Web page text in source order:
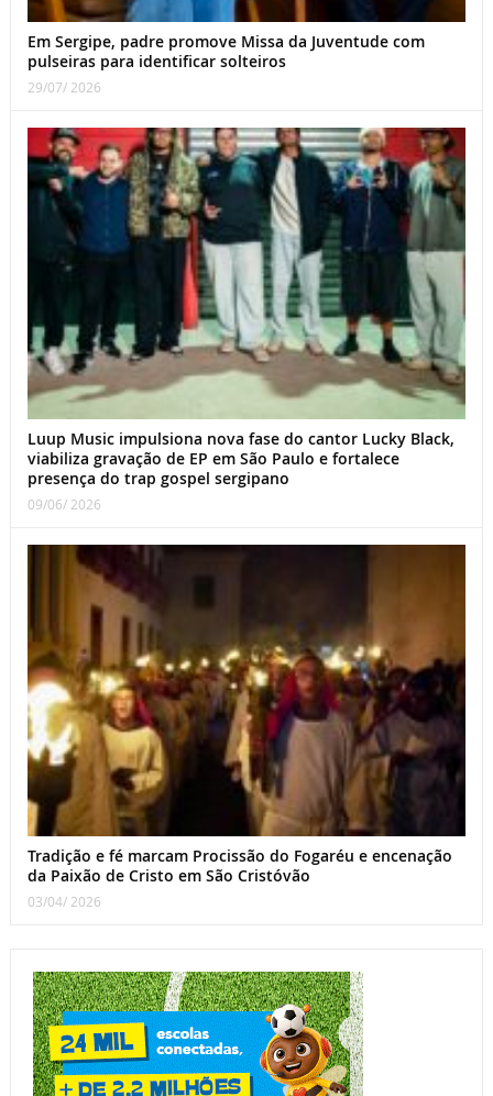
Em Sergipe, padre promove Missa da Juventude com
pulseiras para identificar solteiros
29/07/ 2026
Luup Music impulsiona nova fase do cantor Lucky Black,
viabiliza gravação de EP em São Paulo e fortalece
presença do trap gospel sergipano
09/06/ 2026
Tradição e fé marcam Procissão do Fogaréu e encenação
da Paixão de Cristo em São Cristóvão
03/04/ 2026